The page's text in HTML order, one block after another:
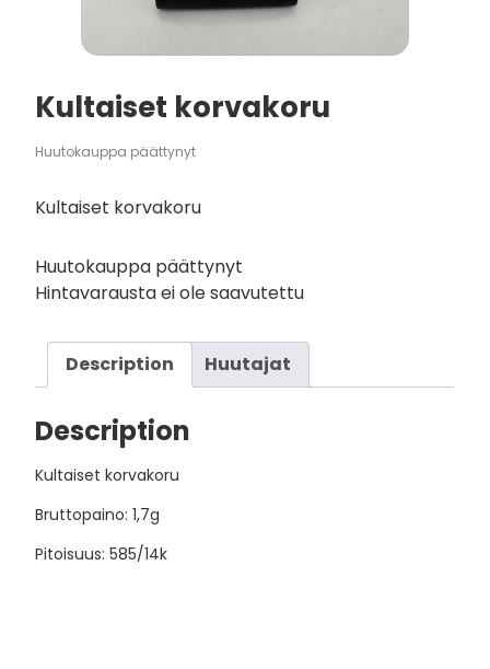
Kultaiset korvakoru
Huutokauppa päättynyt
Kultaiset korvakoru
Huutokauppa päättynyt
Hintavarausta ei ole saavutettu
Description Huutajat
Description
Kultaiset korvakoru
Bruttopaino: 1,7g
Pitoisuus: 585/14k